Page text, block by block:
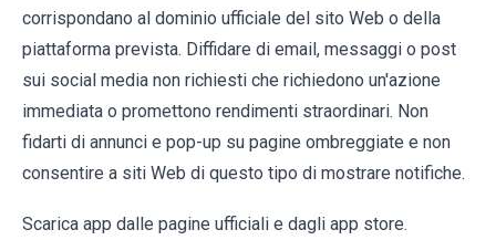
corrispondano al dominio ufficiale del sito Web o della
piattaforma prevista. Diffidare di email, messaggi o post
sui social media non richiesti che richiedono un'azione
immediata o promettono rendimenti straordinari. Non
fidarti di annunci e pop-up su pagine ombreggiate e non
consentire a siti Web di questo tipo di mostrare notifiche.
Scarica app dalle pagine ufficiali e dagli app store.